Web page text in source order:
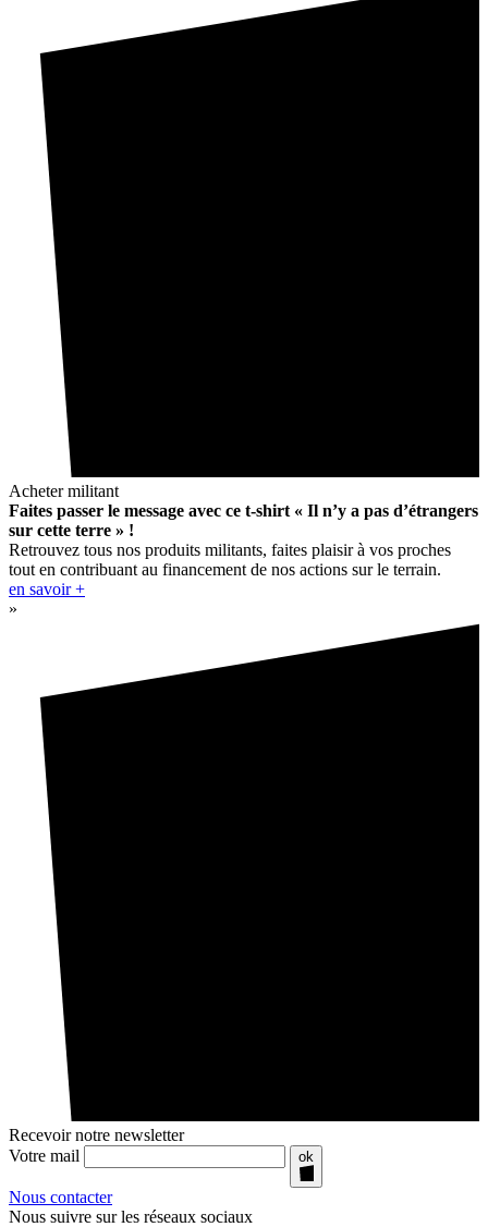
Acheter militant
Faites passer le message avec ce t-shirt « Il n’y a pas d’étrangers
sur cette terre » !
Retrouvez tous nos produits militants, faites plaisir à vos proches
tout en contribuant au financement de nos actions sur le terrain.
en savoir +
»
Recevoir notre newsletter
Votre mail
ok
Nous contacter
Nous suivre sur les réseaux sociaux